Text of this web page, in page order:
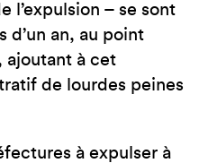
l’expulsion – se sont
d’un an, au point
ajoutant à cet
de lourdes peines
à expulser à